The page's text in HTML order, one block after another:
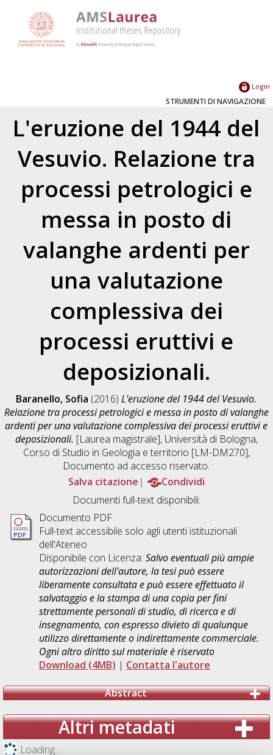
Login
STRUMENTI DI NAVIGAZIONE
L'eruzione del 1944 del
Vesuvio. Relazione tra
processi petrologici e
messa in posto di
valanghe ardenti per
una valutazione
complessiva dei
processi eruttivi e
deposizionali.
Baranello, Sofia (2016)L'eruzione del 1944 del Vesuvio.
Relazione tra processi petrologici e messa in posto di valanghe
ardenti per una valutazione complessiva dei processi eruttivi e
deposizionali. [Laurea magistrale], Università di Bologna,
Corso di Studio in Geologia e territorio [LM-DM270],
Documento ad accesso riservato.
Salva citazione
Condividi
Documenti full-text disponibili:
Documento PDF
Full-text accessibile solo agli utenti istituzionali
dell'Ateneo
Disponibile con Licenza: Salvo eventuali più ampie
autorizzazioni dell'autore, la tesi può essere
liberamente consultata e può essere effettuato il
salvataggio e la stampa di una copia per fini
strettamente personali di studio, di ricerca e di
insegnamento, con espresso divieto di qualunque
utilizzo direttamente o indirettamente commerciale.
Ogni altro diritto sul materiale è riservato
Download (4MB) | Contatta l'autore
Abstract
Altri metadati
Loading...